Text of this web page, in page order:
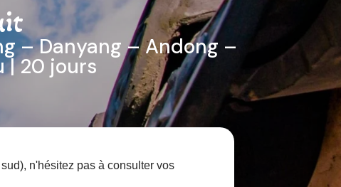
– Danyang – Andong –
| 20 jours
n'hésitez pas à consulter vos